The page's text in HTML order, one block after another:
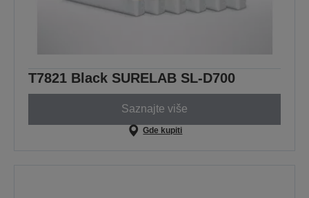
T7821 Black SURELAB SL-D700
Saznajte više
Gde kupiti